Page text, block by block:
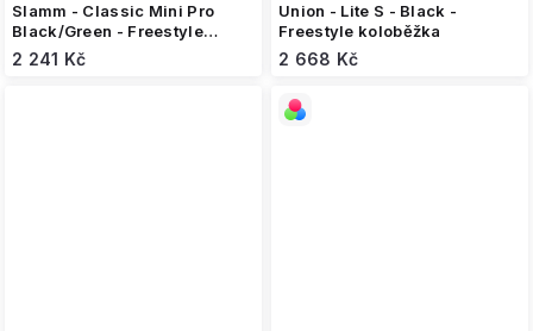
Slamm - Classic Mini Pro
Black/Green - Freestyle
koloběžka
2 241 Kč
Union - Lite S - Black -
Freestyle koloběžka
2 668 Kč